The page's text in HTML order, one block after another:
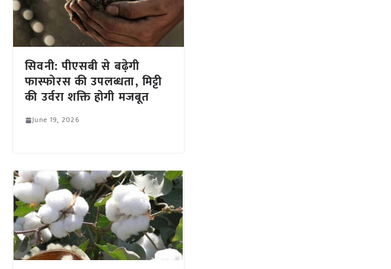
सिवनी: पीएसबी से बढ़ेगी
फास्फोरस की उपलब्धता, मिट्टी
की उर्वरा शक्ति होगी मजबूत
June 19, 2026